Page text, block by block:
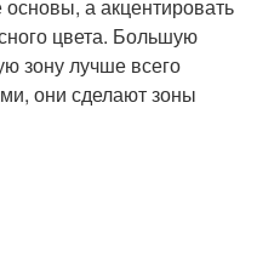
основы, а акцентировать
цвета. Большую
зону лучше всего
они сделают зоны